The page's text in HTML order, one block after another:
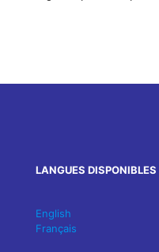
LANGUES DISPONIBLES
English
Français